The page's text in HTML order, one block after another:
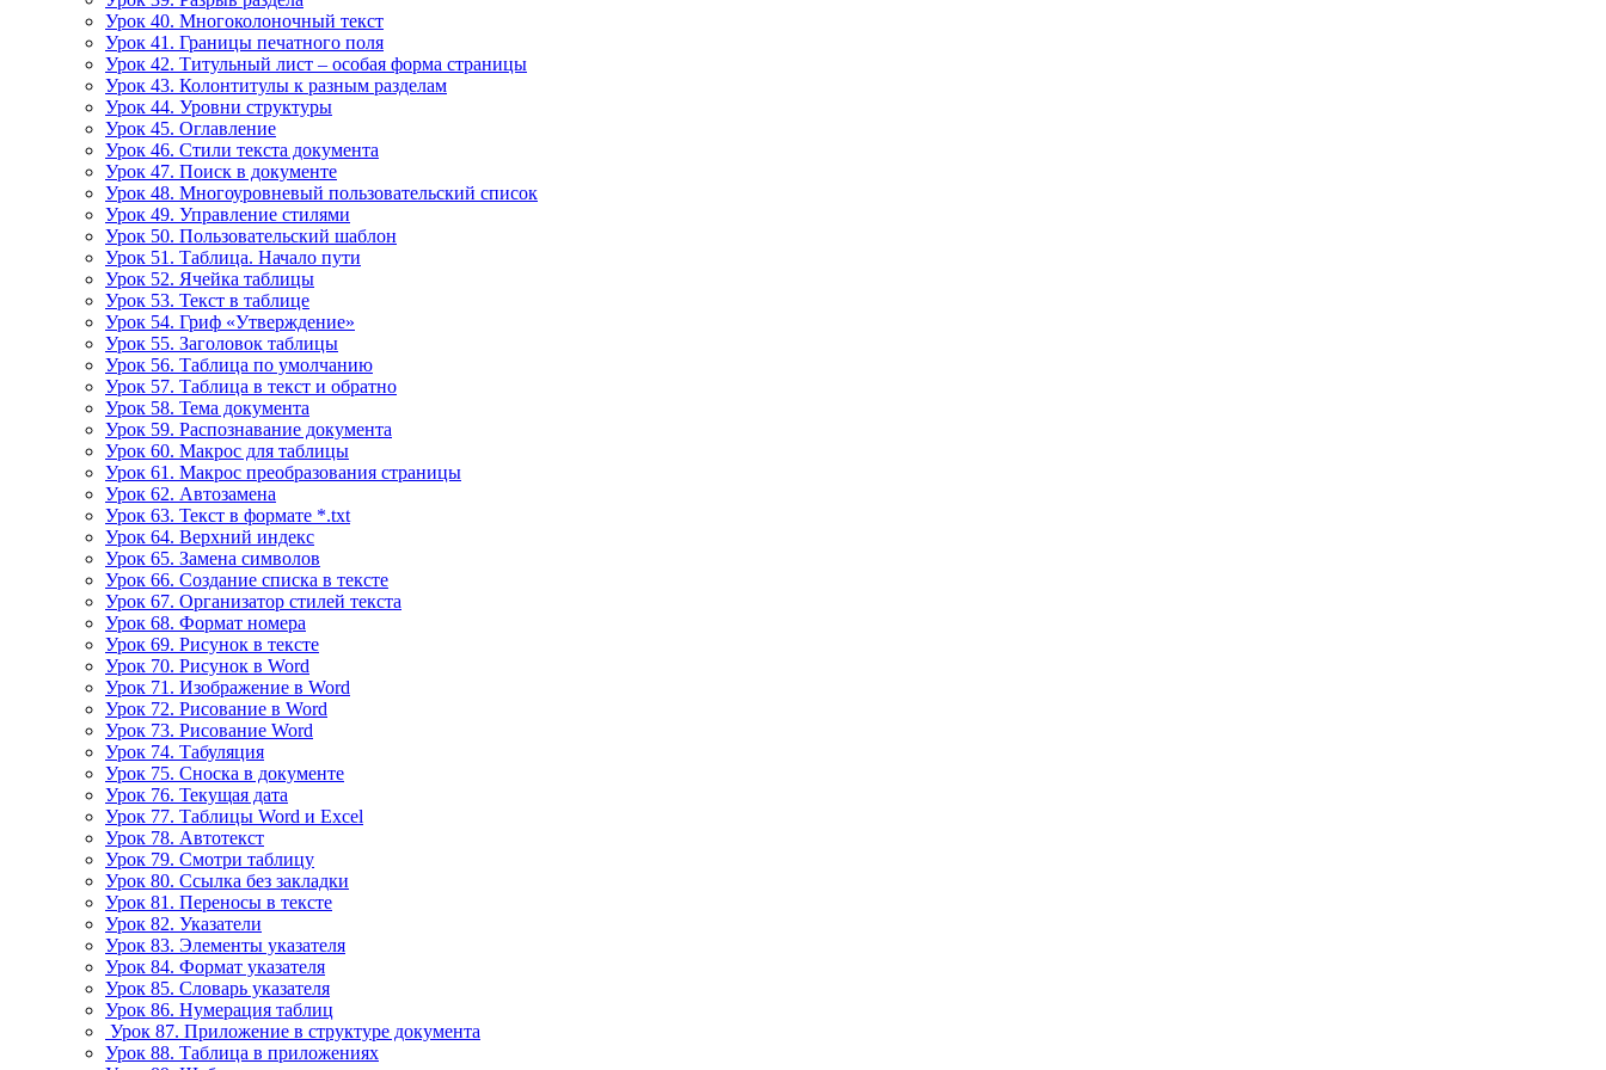
Урок 40. Многоколоночный текст
Урок 41. Границы печатного поля
Урок 42. Титульный лист – особая форма страницы
Урок 43. Колонтитулы к разным разделам
Урок 44. Уровни структуры
Урок 45. Оглавление
Урок 46. Стили текста документа
Урок 47. Поиск в документе
Урок 48. Многоуровневый пользовательский список
Урок 49. Управление стилями
Урок 50. Пользовательский шаблон
Урок 51. Таблица. Начало пути
Урок 52. Ячейка таблицы
Урок 53. Текст в таблице
Урок 54. Гриф «Утверждение»
Урок 55. Заголовок таблицы
Урок 56. Таблица по умолчанию
Урок 57. Таблица в текст и обратно
Урок 58. Тема документа
Урок 59. Распознавание документа
Урок 60. Макрос для таблицы
Урок 61. Макрос преобразования страницы
Урок 62. Автозамена
Урок 63. Текст в формате *.txt
Урок 64. Верхний индекс
Урок 65. Замена символов
Урок 66. Создание списка в тексте
Урок 67. Организатор стилей текста
Урок 68. Формат номера
Урок 69. Рисунок в тексте
Урок 70. Рисунок в Word
Урок 71. Изображение в Word
Урок 72. Рисование в Word
Урок 73. Рисование Word
Урок 74. Табуляция
Урок 75. Сноска в документе
Урок 76. Текущая дата
Урок 77. Таблицы Word и Excel
Урок 78. Автотекст
Урок 79. Смотри таблицу
Урок 80. Ссылка без закладки
Урок 81. Переносы в тексте
Урок 82. Указатели
Урок 83. Элементы указателя
Урок 84. Формат указателя
Урок 85. Словарь указателя
Урок 86. Нумерация таблиц
Урок 87. Приложение в структуре документа
Урок 88. Таблица в приложениях